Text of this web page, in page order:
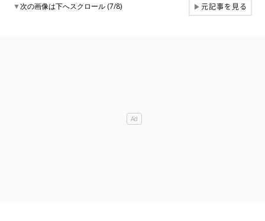
▼次の画像は下へスクロール (7/8) ▶元記事を見る